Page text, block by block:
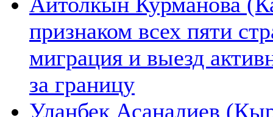
признаком всех пяти
миграция и выезд
за границу
Уланбек Асаналиев